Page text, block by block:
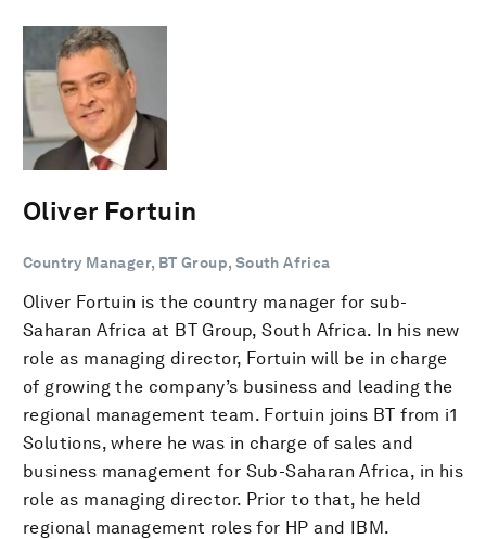
Oliver Fortuin
Country Manager, BT Group, South Africa
Oliver Fortuin is the country manager for sub-
Saharan Africa at BT Group, South Africa. In his new
role as managing director, Fortuin will be in charge
of growing the company’s business and leading the
regional management team. Fortuin joins BT from i1
Solutions, where he was in charge of sales and
business management for Sub-Saharan Africa, in his
role as managing director. Prior to that, he held
regional management roles for HP and IBM.